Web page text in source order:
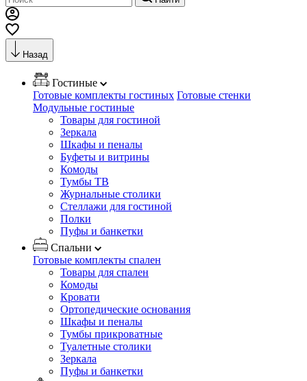
Назад
Гостиные
Готовые комплекты гостиных Готовые стенки
Модульные гостиные
Товары для гостиной
Зеркала
Шкафы и пеналы
Буфеты и витрины
Комоды
Тумбы ТВ
Журнальные столики
Стеллажи для гостиной
Полки
Пуфы и банкетки
Спальни
Готовые комплекты спален
Товары для спален
Комоды
Кровати
Ортопедические основания
Шкафы и пеналы
Тумбы прикроватные
Туалетные столики
Зеркала
Пуфы и банкетки